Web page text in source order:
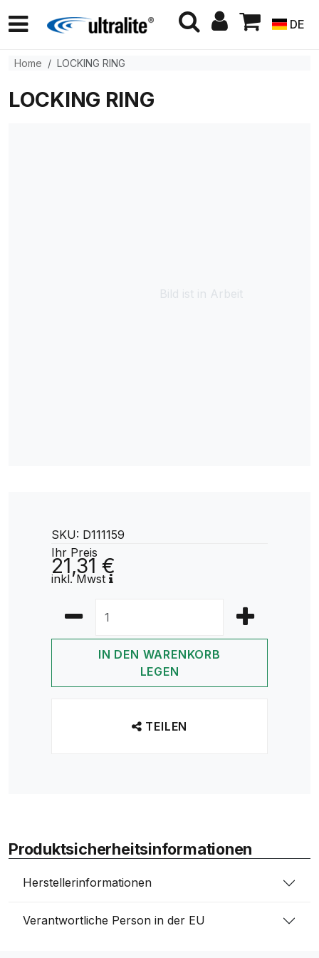
DE
Home LOCKING RING
LOCKING RING
Bild ist in Arbeit
SKU: D111159
Ihr Preis
21,31 €
inkl. Mwst
IN DEN WARENKORB
LEGEN
TEILEN
Produktsicherheitsinformationen
Herstellerinformationen
Verantwortliche Person in der EU